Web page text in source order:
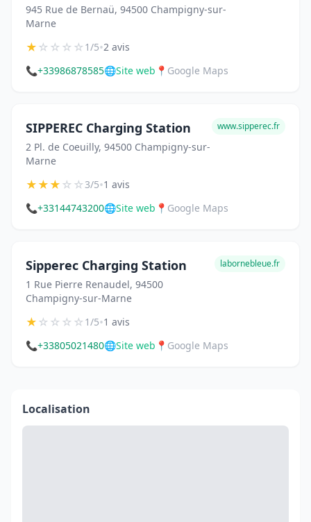
945 Rue de Bernaü, 94500 Champigny-sur-
Marne
★☆☆☆☆1/5•2 avis
📞+33986878585🌐Site web 📍 Google Maps
SIPPEREC Charging Station
2 Pl. de Coeuilly, 94500 Champigny-sur-
Marne
www.sipperec.fr
★★★☆☆3/5•1 avis
📞+33144743200🌐Site web 📍 Google Maps
Sipperec Charging Station
1 Rue Pierre Renaudel, 94500
Champigny-sur-Marne
labornebleue.fr
★☆☆☆☆1/5•1 avis
📞+33805021480🌐Site web 📍 Google Maps
Localisation